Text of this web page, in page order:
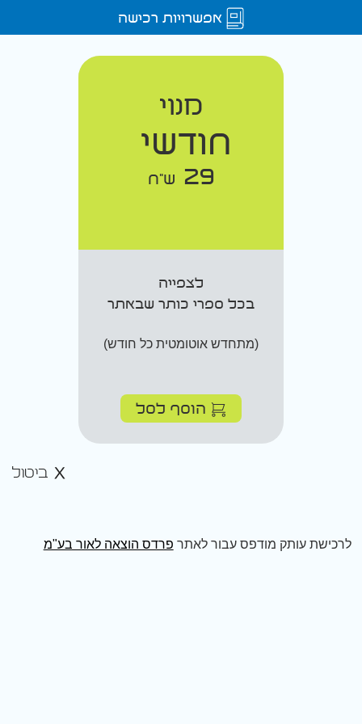
אפשרויות רכישה
מנוי
חודשי
29 ש"ח
לצפייה
בכל ספרי כותר שבאתר
(מתחדש אוטומטית כל חודש)
הוסף לסל
ביטול
לרכישת עותק מודפס עבור לאתר פרדס הוצאה לאור בע"מ